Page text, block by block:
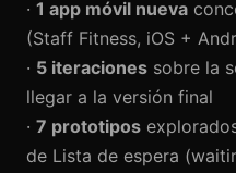
· 1 app móvil nueva
(Staff Fitness, iOS +
· 5 iteraciones sobre la
llegar a la versión final
· 7 prototipos
de Lista de espera